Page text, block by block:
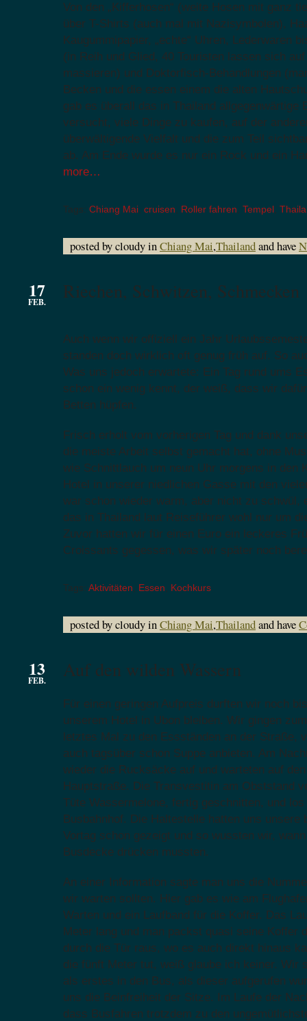
Von den „Kifferhosen“ (weite Hosen mit ganz
über T-Shirts (auch mal mit Nazisymbolen),
Kaugummipapier, „echte“ Uhren, Lederwaren
(in Reih und Glied, 40 Touristen lassen sich
massieren) und Doktorfisch-Behandlungen
Becken und die essen einem die alten
gab es überall das in Thailand allgegenwärtige
versucht, viele Dinge zu kaufen, auf der
überwältigende Vielfalt und die zum Teil
ab. Am Ende wurde es nur ein Rock und ein
more…
Tags: Chiang Mai cruisen Roller fahren Tempel
posted by cloudy inChiang Mai,Thailandand have
17
FEB. Riechen, Schwitzen, Schmecken
Auch wenn wir offiziell ein Jahr
standen doch wirklich oft genug früh auf. So
Was uns jedoch erwartete: Ein Tag rund ums
schon ein wenig kennt, der weiß, dass wir
Betten hüpfen.
Frisch erholt vom vorherigen Tag und dank
die meiste Arbeit selbst gemacht hat, ohne
wie Schnittlauch um neun Uhr morgens in den
Hotel in unserer niedlichen Gasse mit den
war schon wieder warm, aber nicht zu schwül,
das in Thailand laut Reiseführer wohl nur um
Zuvor hatten wir für einen Euro ein leckeres
Croissants gegessen, was wir später noch
Tags: Aktivitäten Essen Kochkurs
posted by cloudy inChiang Mai,Thailandand have
13
FEB. Auf den wilden Wassern
Für einen geringen Aufpreis durften wir noch
unserem Hotel in Ubon bleiben. Wir gingen
letztes Mal zu den Essständen an der Straße,
auch tagsüber schon Suppe anbieten. Am
wieder die Rucksäcke auf und warteten auf
Hauptstraße. Die Transvestitin am Obststand
Tüte Wassermelone, fertig geschnitten, und
Busbahnhof. Die Haltestelle hatten uns unsere
Vortag schon gezeigt und so wussten wir,
Busdecke drücken mussten.
An einer Information sagte man uns die
wir warten sollten. Hier gab es wie am
Warten und ein Laufband für die Koffer. Das
Meter lang und man packst quasi seine Koffer
durch die Tür raus, wo es auch direkt hinaus
die fünft Meter tut, weiß glaube ich keiner. Wir
als erstes in den Bus, als dieser aufgerufen
uns die Beinfreiheit der Sitze. Im Laufe der
dass Busfahren trotzdem zu den